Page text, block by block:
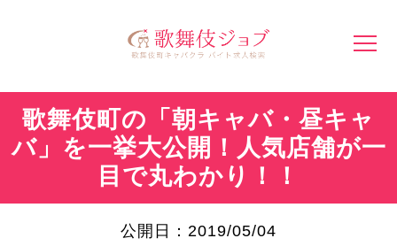
歌舞伎町の「朝キャバ・昼キャ
バ」を一挙大公開！人気店舗が一
目で丸わかり！！
公開日：2019/05/04